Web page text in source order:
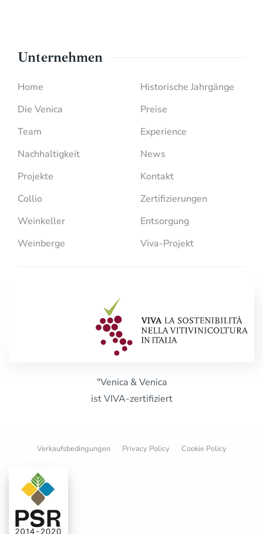
Unternehmen
Home
Die Venica
Team
Nachhaltigkeit
Projekte
Collio
Weinkeller
Weinberge
Historische Jahrgänge
Preise
Experience
News
Kontakt
Zertifizierungen
Entsorgung
Viva-Projekt
"Venica & Venica
ist VIVA-zertifiziert
Verkaufsbedingungen Privacy Policy Cookie Policy